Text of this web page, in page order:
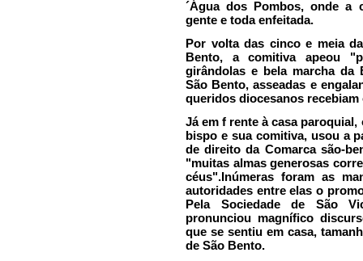
´Água dos Pombos, onde a
gente e toda enfeitada.
Por volta das cinco e meia
Bento, a comitiva apeou
girândolas e bela marcha da
São Bento, asseadas e
queridos diocesanos
Já em f rente à casa
bispo e sua comitiva, usou a
de direito da Comarca são-
"muitas almas generosas
céus".Inúmeras foram as
autoridades entre elas o
Pela Sociedade de São
pronunciou magnífico
que se sentiu em casa,
de São Bento.